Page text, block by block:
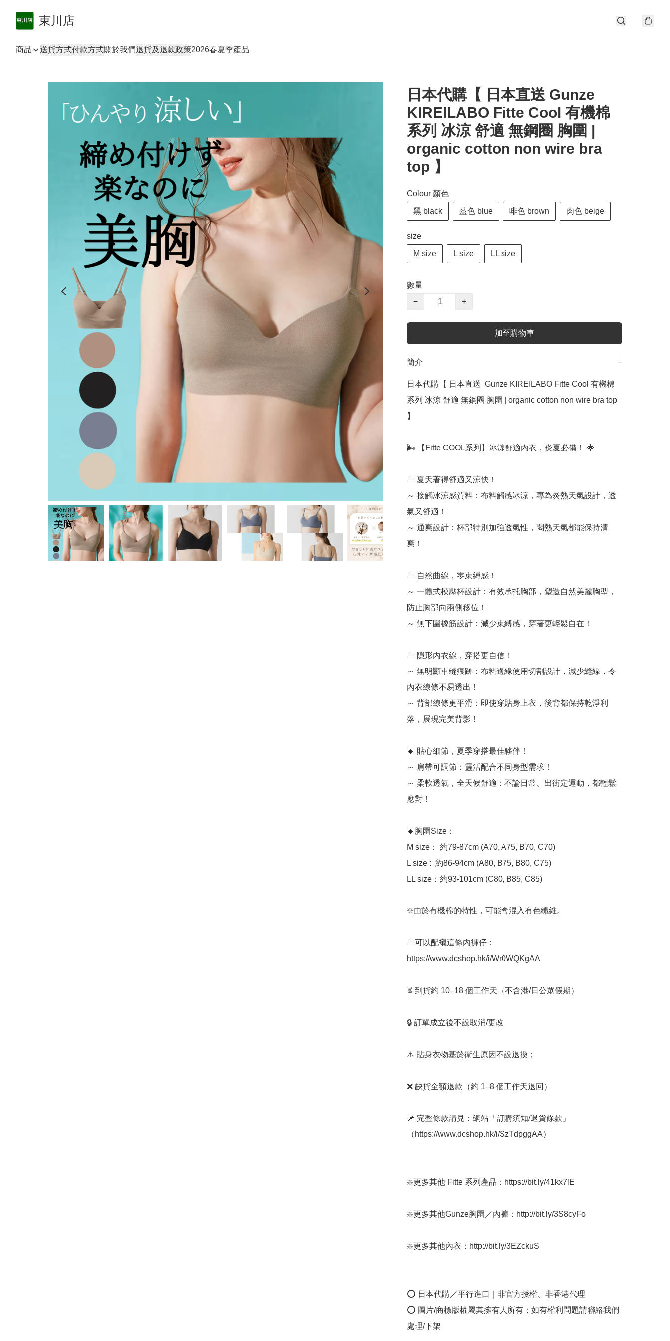
東川店
商品 送貨方式付款方式關於我們退貨及退款政策2026春夏季產品
日本代購【 日本直送 Gunze
KIREILABO Fitte Cool 有機棉
系列 冰涼 舒適 無鋼圈 胸圍 |
organic cotton non wire bra
top 】
Colour 顏色
黑 black 藍色 blue 啡色 brown 肉色 beige
size
M size L size LL size
數量
−
+
加至購物車
簡介 −
日本代購【 日本直送  Gunze KIREILABO Fitte Cool 有機棉
系列 冰涼 舒適 無鋼圈 胸圍 | organic cotton non wire bra top
】
🌬️ 【Fitte COOL系列】冰涼舒適內衣，炎夏必備！ 🌟
🔹 夏天著得舒適又涼快！
～ 接觸冰涼感質料：布料觸感冰涼，專為炎熱天氣設計，透
氣又舒適！
～ 通爽設計：杯部特別加強透氣性，悶熱天氣都能保持清
爽！
🔹 自然曲線，零束縛感！
～ 一體式模壓杯設計：有效承托胸部，塑造自然美麗胸型，
防止胸部向兩側移位！
～ 無下圍橡筋設計：減少束縛感，穿著更輕鬆自在！
🔹 隱形內衣線，穿搭更自信！
～ 無明顯車縫痕跡：布料邊緣使用切割設計，減少縫線，令
內衣線條不易透出！
～ 背部線條更平滑：即使穿貼身上衣，後背都保持乾淨利
落，展現完美背影！
🔹 貼心細節，夏季穿搭最佳夥伴！
～ 肩帶可調節：靈活配合不同身型需求！
～ 柔軟透氣，全天候舒適：不論日常、出街定運動，都輕鬆
應對！
🔹胸圍Size：
M size： 約79-87cm (A70, A75, B70, C70)
L size :  約86-94cm (A80, B75, B80, C75)
LL size：約93-101cm (C80, B85, C85)
❇️由於有機棉的特性，可能會混入有色纖維。
🔹可以配襯這條內褲仔：
https://www.dcshop.hk/i/Wr0WQKgAA
⏳ 到貨約 10–18 個工作天（不含港/日公眾假期）
🔒 訂單成立後不設取消/更改
⚠️ 貼身衣物基於衛生原因不設退換；
❌ 缺貨全額退款（約 1–8 個工作天退回）
📌 完整條款請見：網站「訂購須知/退貨條款」
（https://www.dcshop.hk/i/SzTdpggAA）
❇️更多其他 Fitte 系列產品：https://bit.ly/41kx7lE
❇️更多其他Gunze胸圍／內褲：http://bit.ly/3S8cyFo
❇️更多其他內衣：http://bit.ly/3EZckuS
⭕ 日本代購／平行進口｜非官方授權、非香港代理
⭕ 圖片/商標版權屬其擁有人所有；如有權利問題請聯絡我們
處理/下架